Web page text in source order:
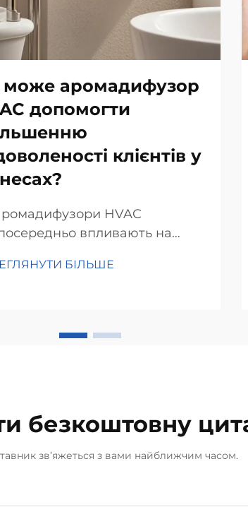
аромадифузор
допомогти
клієнтів у
HVAC
впливають на
і емоційну відповідь.
БІЛЬШЕ
безкоштовну
зв’яжеться з вами найближчим часом.